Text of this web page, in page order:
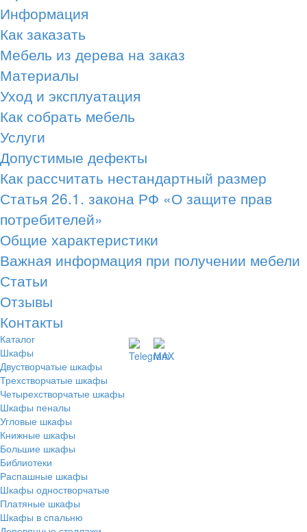
Информация
Как заказать
Мебель из дерева на заказ
Материалы
Уход и эксплуатация
Как собрать мебель
Услуги
Допустимые дефекты
Как рассчитать нестандартный размер
Статья 26.1. закона РФ «О защите прав
потребителей»
Общие характеристики
Важная информация при получении мебели
Статьи
Отзывы
Контакты
Каталог
Шкафы
Двустворчатые шкафы
Трехстворчатые шкафы
Четырехстворчатые шкафы
Шкафы пеналы
Угловые шкафы
Книжные шкафы
Большие шкафы
Библиотеки
Распашные шкафы
Шкафы одностворчатые
Платяные шкафы
Шкафы в спальню